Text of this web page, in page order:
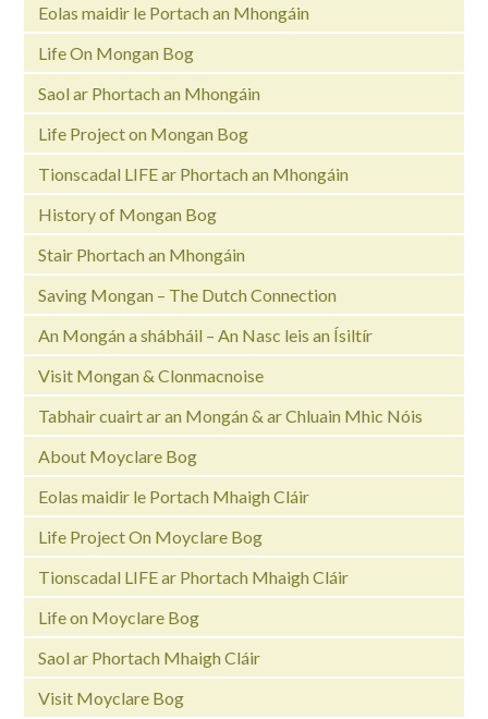
Eolas maidir le Portach an Mhongáin
Life On Mongan Bog
Saol ar Phortach an Mhongáin
Life Project on Mongan Bog
Tionscadal LIFE ar Phortach an Mhongáin
History of Mongan Bog
Stair Phortach an Mhongáin
Saving Mongan – The Dutch Connection
An Mongán a shábháil – An Nasc leis an Ísiltír
Visit Mongan & Clonmacnoise
Tabhair cuairt ar an Mongán & ar Chluain Mhic Nóis
About Moyclare Bog
Eolas maidir le Portach Mhaigh Cláir
Life Project On Moyclare Bog
Tionscadal LIFE ar Phortach Mhaigh Cláir
Life on Moyclare Bog
Saol ar Phortach Mhaigh Cláir
Visit Moyclare Bog